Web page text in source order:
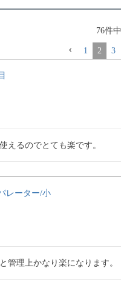
76件中
1 2 3
えるのでとても楽です。
レーター/小
管理上かなり楽になります。